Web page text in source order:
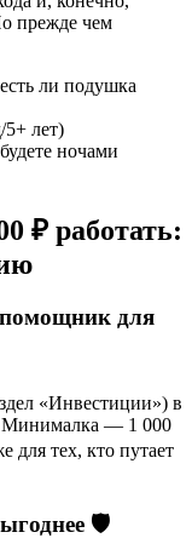
прежде чем
ли подушка
5+ лет)
ночами
₽ работать:
для
«Инвестиции») в
Минималка — 1 000
для тех, кто путает
🛡️